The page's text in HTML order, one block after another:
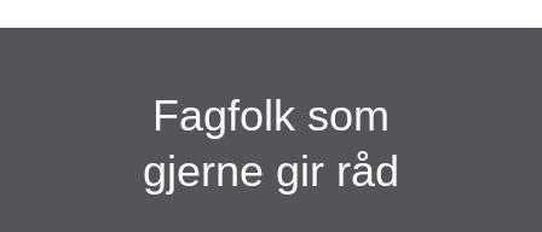
Fagfolk som
gjerne gir råd